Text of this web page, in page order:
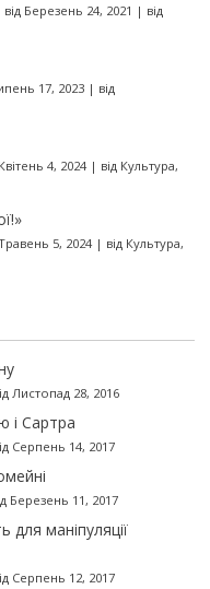
від Березень 24, 2021 | від
17, 2023| від
4, 2024| від Культура,
5, 2024| від Культура,
Листопад 28, 2016
і Сартра
Серпень 14, 2017
Березень 11, 2017
маніпуляції
Серпень 12, 2017